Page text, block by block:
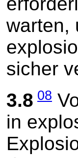
warten,
sicher
3.8 08
in